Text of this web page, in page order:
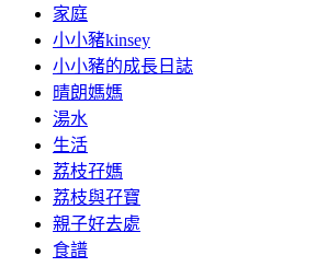
家庭
小小豬kinsey
小小豬的成長日誌
晴朗媽媽
湯水
生活
荔枝孖媽
荔枝與孖寶
親子好去處
食譜